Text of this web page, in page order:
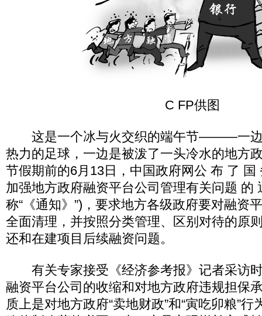
C FP供图
这是一个冰与火交织的端午节———一边
热力的足球，一边是被泼了一头冷水的地方
节假期前的6月13日，中国政府网公 布 了 国
加强地方政府融资平台公司管理有关问题 的
称“《通知》”)，要求地方各级政府要对融资
全面清理，并按照分类管理、区别对待的原
还和在建项目后续融资问题。
有关专家接受《经济参考报》记者采访
融资平台公司的收缩和对地方政府违规担保
质上是对地方政府“卖地财政”和“寅吃卯粮”